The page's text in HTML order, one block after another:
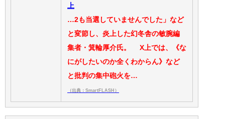
上
…2も当選していませんでした」など
と変節し、炎上した幻冬舎の敏腕編
集者・箕輪厚介氏。 X上では、《な
にがしたいのか全くわからん》など
と批判の集中砲火を…
（出典：SmartFLASH）